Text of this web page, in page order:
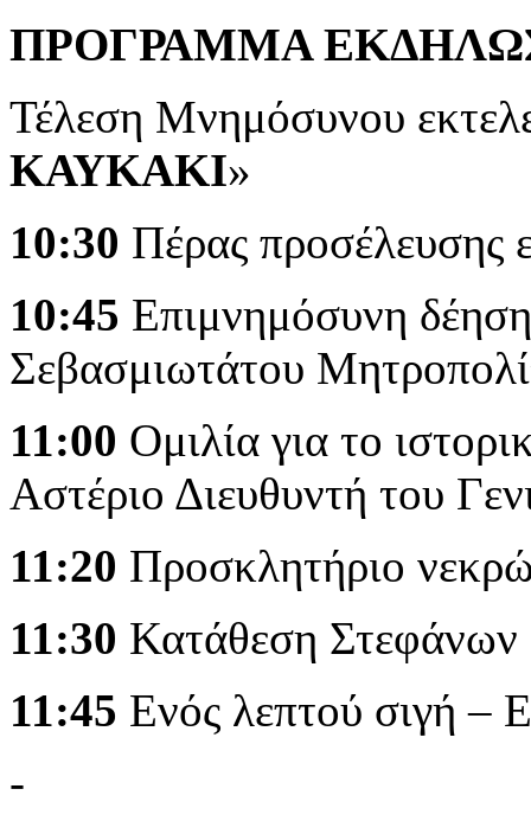
ΠΡΟΓΡΑΜΜΑ
Τέλεση Μνημόσυνου
ΚΑΥΚΑΚΙ»
10:30 Πέρας προσέλευσης
10:45 Επιμνημόσυνη
Σεβασμιωτάτου
11:00 Ομιλία για το
Αστέριο Διευθυντή του
11:20 Προσκλητήριο
11:30 Κατάθεση Στεφάνων
11:45 Ενός λεπτού σιγή –
-